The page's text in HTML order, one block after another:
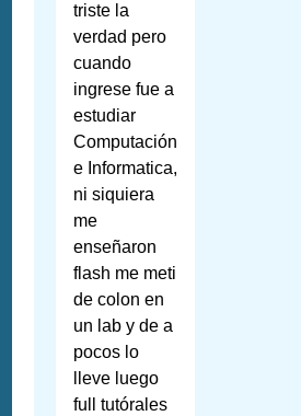
triste la
verdad pero
cuando
ingrese fue a
estudiar
Computación
e Informatica,
ni siquiera
me
enseñaron
flash me meti
de colon en
un lab y de a
pocos lo
lleve luego
full tutórales